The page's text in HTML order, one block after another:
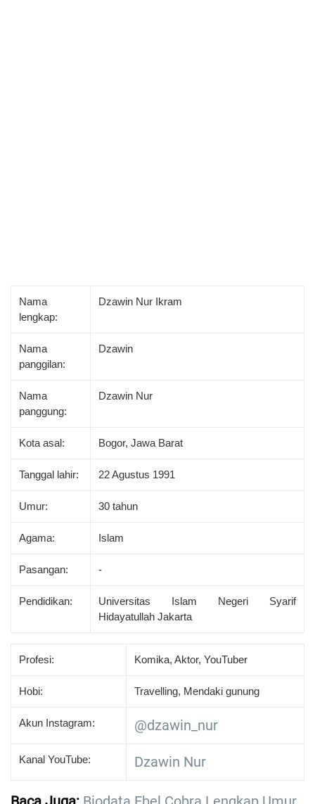
Nama
lengkap:
Dzawin Nur Ikram
Nama
panggilan:
Dzawin
Nama
panggung:
Dzawin Nur
Kota asal: Bogor, Jawa Barat
Tanggal lahir: 22 Agustus 1991
Umur: 30 tahun
Agama: Islam
Pasangan: -
Pendidikan:
Universitas Islam Negeri Syarif
Hidayatullah Jakarta
Profesi: Komika, Aktor, YouTuber
Hobi: Travelling, Mendaki gunung
Akun Instagram: @dzawin_nur
Kanal YouTube: Dzawin Nur